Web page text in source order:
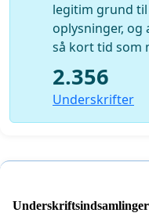
legitim grund
oplysninger, og
så kort tid som
2.356
Underskrifter